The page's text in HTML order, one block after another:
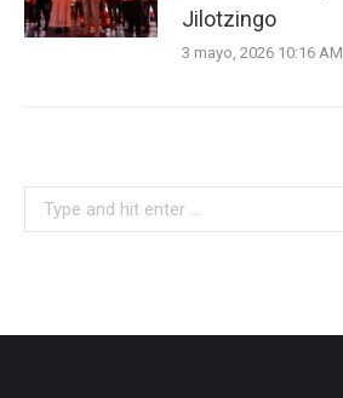
Jilotzingo
3 mayo, 2026 10:16 AM